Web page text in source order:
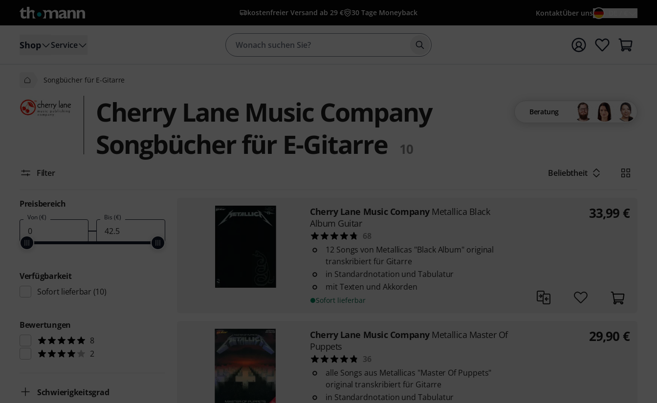
kostenfreier Versand ab 29 € 30 Tage Moneyback KontaktÜber uns
Shop Service Suche mit Suchwort {searchTerm} starten
Songbücher für E-Gitarre
Cherry Lane Music Company
Songbücher für E-Gitarre
10
Beratung
Filter Beliebtheit
Preisbereich
Von (€) Bis (€)
Verfügbarkeit
Sofort lieferbar (10)
Bewertungen
8
2
Schwierigkeitsgrad
Cherry Lane Music Company Metallica Black
Album Guitar
68
12 Songs von Metallicas "Black Album" original
transkribiert für Gitarre
in Standardnotation und Tabulatur
mit Texten und Akkorden
Sofort lieferbar
33,99 €
Cherry Lane Music Company Metallica Master Of
Puppets
36
alle Songs aus Metallicas "Master Of Puppets"
original transkribiert für Gitarre
in Standardnotation und Tabulatur
29,90 €